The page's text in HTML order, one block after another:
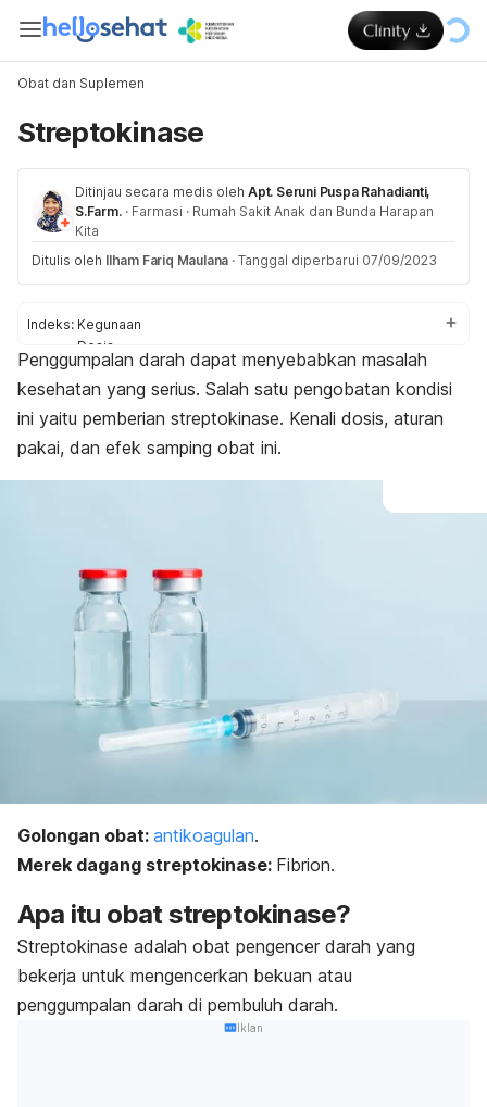
Obat dan Suplemen
Streptokinase
Ditinjau secara medis oleh Apt. Seruni Puspa Rahadianti,
S.Farm. · Farmasi · Rumah Sakit Anak dan Bunda Harapan
Kita
Ditulis oleh Ilham Fariq Maulana · Tanggal diperbarui 07/09/2023
Indeks: Kegunaan
Dosis
Aturan pakai
Efek samping
Peringatan dan perhatian
Efek pada ibu hamil dan menyusui
Interaksi obat
Penggumpalan darah dapat menyebabkan masalah
kesehatan yang serius. Salah satu pengobatan kondisi
ini yaitu pemberian streptokinase. Kenali dosis, aturan
pakai, dan efek samping obat ini.
Golongan obat: antikoagulan.
Merek dagang streptokinase: Fibrion.
Apa itu obat streptokinase?
Streptokinase adalah obat pengencer darah yang
bekerja untuk mengencerkan bekuan atau
penggumpalan darah di pembuluh darah.
Iklan